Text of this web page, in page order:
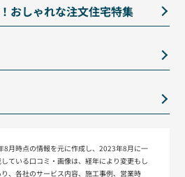
おしゃれな注文住宅特集
8月時点の情報を元に作成し、2023年8月に一
ている口コミ・画像は、経年により変更もし
、各社のサービス内容、施工事例、営業時